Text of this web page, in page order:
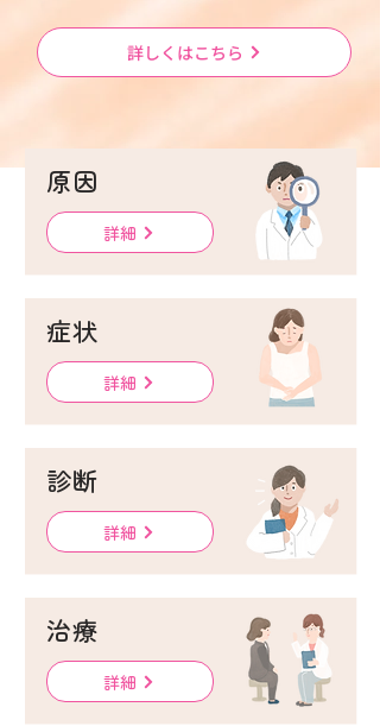
詳しくはこちら
原因
詳細
症状
詳細
診断
詳細
治療
詳細